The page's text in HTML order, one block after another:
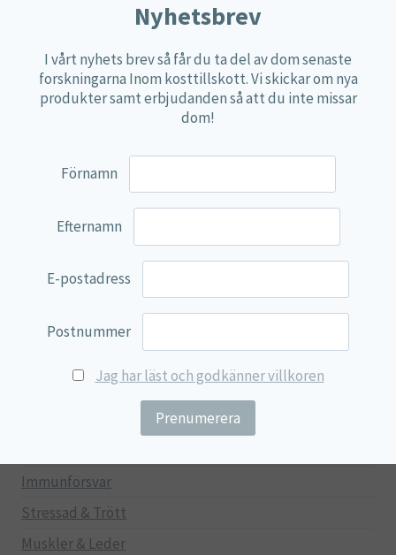
Övriga kosttillskott
100% Natural
EVP Nutrition
Multi Nutrient
Lamberts
Svenska Örtmedicinska Institutet
Green Trade
Immunförsvar
Stressad & Trött
Muskler & Leder
Nyhetsbrev
I vårt nyhets brev så får du ta del av dom senaste
forskningarna Inom kosttillskott. Vi skickar om nya
produkter samt erbjudanden så att du inte missar
dom!
Förnamn
Efternamn
E-postadress
Postnummer
Jag har läst och godkänner villkoren